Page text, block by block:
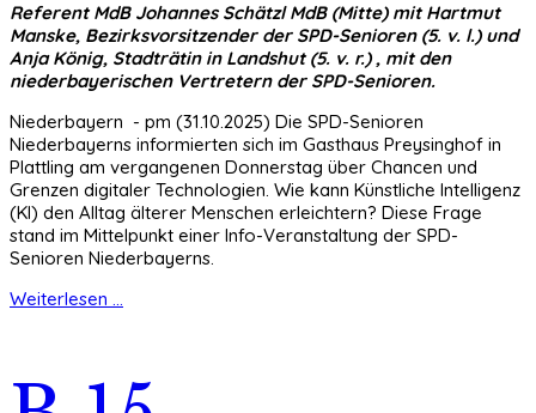
Referent MdB Johannes Schätzl MdB (Mitte) mit Hartmut
Manske, Bezirksvorsitzender der SPD-Senioren (5. v. l.) und
Anja König, Stadträtin in Landshut (5. v. r.) , mit den
niederbayerischen Vertretern der SPD-Senioren.
Niederbayern - pm (31.10.2025) Die SPD-Senioren
Niederbayerns informierten sich im Gasthaus Preysinghof in
Plattling am vergangenen Donnerstag über Chancen und
Grenzen digitaler Technologien. Wie kann Künstliche Intelligenz
(KI) den Alltag älterer Menschen erleichtern? Diese Frage
stand im Mittelpunkt einer Info-Veranstaltung der SPD-
Senioren Niederbayerns.
Weiterlesen ...